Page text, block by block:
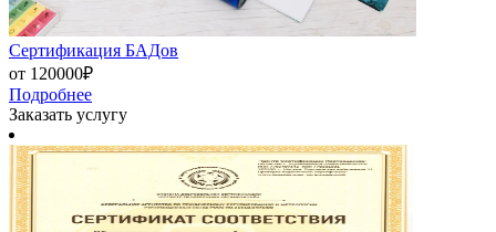
Сертификация БАДов
от 120000₽
Подробнее
Заказать услугу